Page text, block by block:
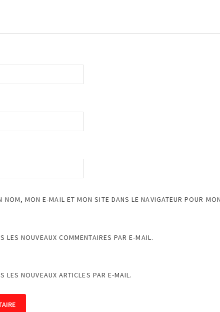
NOM, MON E-MAIL ET MON SITE DANS LE NAVIGATEUR POUR
LES NOUVEAUX COMMENTAIRES PAR E-MAIL.
LES NOUVEAUX ARTICLES PAR E-MAIL.